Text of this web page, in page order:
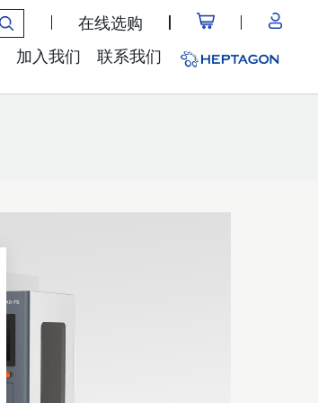
在线选购
加入我们 联系我们